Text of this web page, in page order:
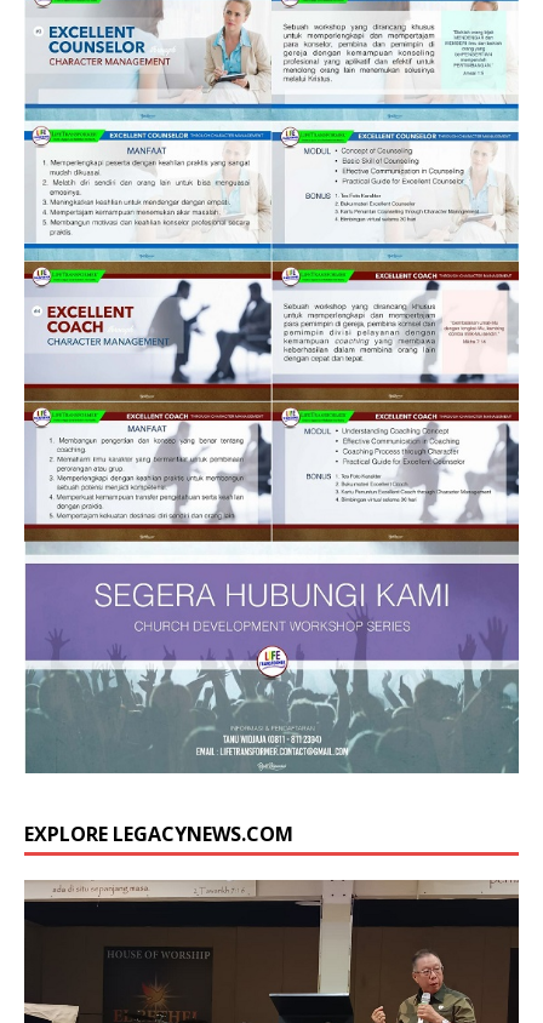
EXPLORE LEGACYNEWS.COM